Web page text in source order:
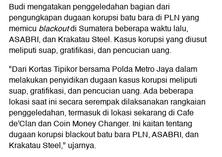
Budi mengatakan penggeledahan bagian dari
pengungkapan dugaan korupsi batu bara di PLN yang
memicu blackoutdi Sumatera beberapa waktu lalu,
ASABRI, dan Krakatau Steel. Kasus korupsi yang diusut
meliputi suap, gratifikasi, dan pencucian uang.
"Dari Kortas Tipikor bersama Polda Metro Jaya dalam
melakukan penyidikan dugaan kasus korupsi meliputi
suap, gratifikasi, dan pencucian uang. Ada beberapa
lokasi saat ini secara serempak dilaksanakan rangkaian
penggeledahan, termasuk di lokasi sekarang di Cafe
de'Clan dan Coin Money Changer. Ini kaitan tentang
dugaan korupsi blackout batu bara PLN, ASABRI, dan
Krakatau Steel," ujarnya.